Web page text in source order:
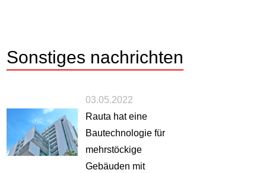
Sonstiges nachrichten
03.05.2022
Rauta hat eine
Bautechnologie für
mehrstöckige
Gebäuden mit